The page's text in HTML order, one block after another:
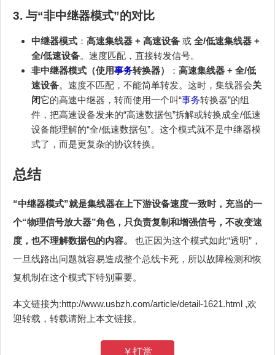
3. 与“非中继器模式”的对比
中继器模式 ： 高速集线器 + 高速设备 或 全/低速集线器 +
全/低速设备。速度匹配，直接转发信号。
非中继器模式（使用事务转换器） ： 高速集线器 + 全/低
速设备。速度不匹配，不能简单转发。这时，集线器会关
闭它的高速中继器，转而使用一个叫“事务转换器”的组
件，把高速设备发来的“高速数据包”拆解或转换成全/低速
设备能理解的“全/低速数据包”。这个模式就不是中继器模
式了，而是更复杂的协议转换。
总结
“中继器模式”就是集线器在上下游设备速度一致时，充当的一
个“物理信号放大器”角色，只负责复制和增强信号，不改变速
度，也不理解数据包的内容。
也正因为这个模式如此“透明”，
一旦线路出问题就容易造成整个总线卡死，所以故障检测和恢
复机制在这个模式下特别重要。
本文链接为:http://www.usbzh.com/article/detail-1621.html ,欢
迎转载，转载请附上本文链接。
￥打赏